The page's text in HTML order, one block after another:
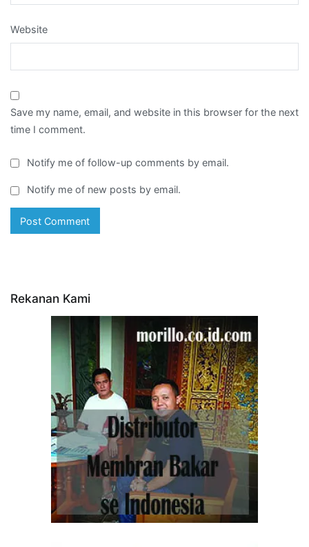
Website
Save my name, email, and website in this browser for the next
time I comment.
Notify me of follow-up comments by email.
Notify me of new posts by email.
Rekanan Kami